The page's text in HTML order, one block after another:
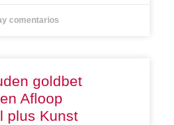
comentarios
goldbet
Afloop
plus Kunst